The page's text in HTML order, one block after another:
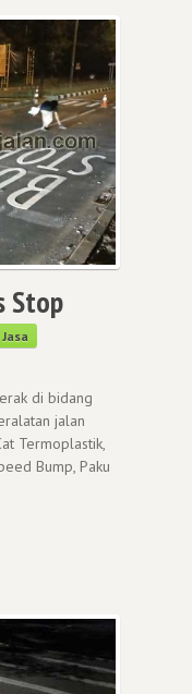
Stop
Jasa
di bidang
jalan
Termoplastik,
Bump, Paku